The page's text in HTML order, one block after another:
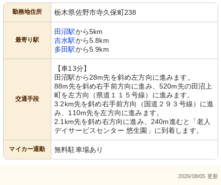
勤務地住所 栃木県佐野市寺久保町238
最寄り駅
田沼駅から5km
吉水駅から5.8km
多田駅から5.9km
交通手段
【車13分】
田沼駅から28m先を斜め左方向に進みます。
88m先を斜め右手前方向に進み、520m先の田沼上
町を左方向（県道１１５号線）に進みます。
3.2km先を斜め右手前方向（国道２９３号線）に進
み、110m先を左方向に進みます。
2.1km先を斜め右方向に進み、240m進むと「老人
デイサービスセンター 悠生園」に到着します。
マイカー通勤 無料駐車場あり
2026/08/05 更新